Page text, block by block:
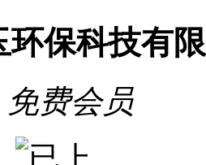
环保科技有
免费会员